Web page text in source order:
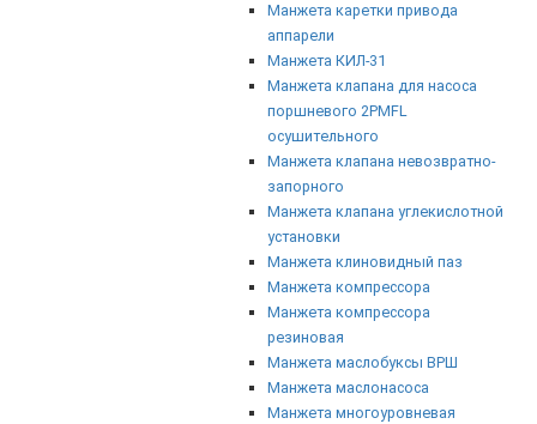
Манжета каретки привода
аппарели
Манжета КИЛ-31
Манжета клапана для насоса
поршневого 2PMFL
осушительного
Манжета клапана невозвратно-
запорного
Манжета клапана углекислотной
установки
Манжета клиновидный паз
Манжета компрессора
Манжета компрессора
резиновая
Манжета маслобуксы ВРШ
Манжета маслонасоса
Манжета многоуровневая